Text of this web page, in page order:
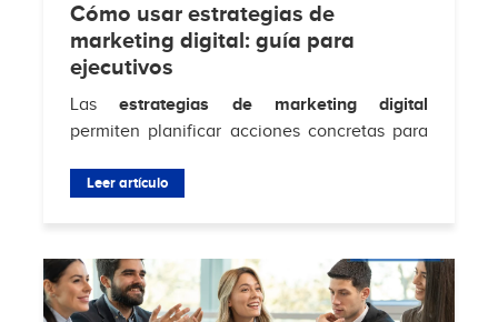
Cómo usar estrategias de
marketing digital: guía para
ejecutivos
Lasestrategias de marketing digital
permiten planificar acciones concretas para
fortalecer la relación con la audiencia en...
Leer artículo